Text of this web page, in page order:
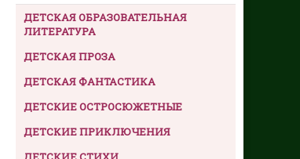
ДЕТСКАЯ ОБРАЗОВАТЕЛЬНАЯ
ЛИТЕРАТУРА
ДЕТСКАЯ ПРОЗА
ДЕТСКАЯ ФАНТАСТИКА
ДЕТСКИЕ ОСТРОСЮЖЕТНЫЕ
ДЕТСКИЕ ПРИКЛЮЧЕНИЯ